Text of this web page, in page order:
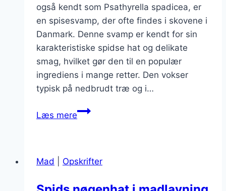
også kendt som Psathyrella spadicea, er
en spisesvamp, der ofte findes i skovene i
Danmark. Denne svamp er kendt for sin
karakteristiske spidse hat og delikate
smag, hvilket gør den til en populær
ingrediens i mange retter. Den vokser
typisk på nedbrudt træ og i…
Læs mereSpids
lækker
Mad Opskrifter